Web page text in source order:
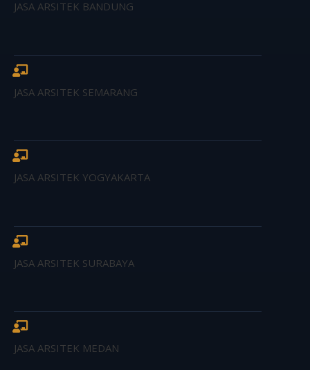
JASA ARSITEK BANDUNG
JASA ARSITEK SEMARANG
JASA ARSITEK YOGYAKARTA
JASA ARSITEK SURABAYA
JASA ARSITEK MEDAN